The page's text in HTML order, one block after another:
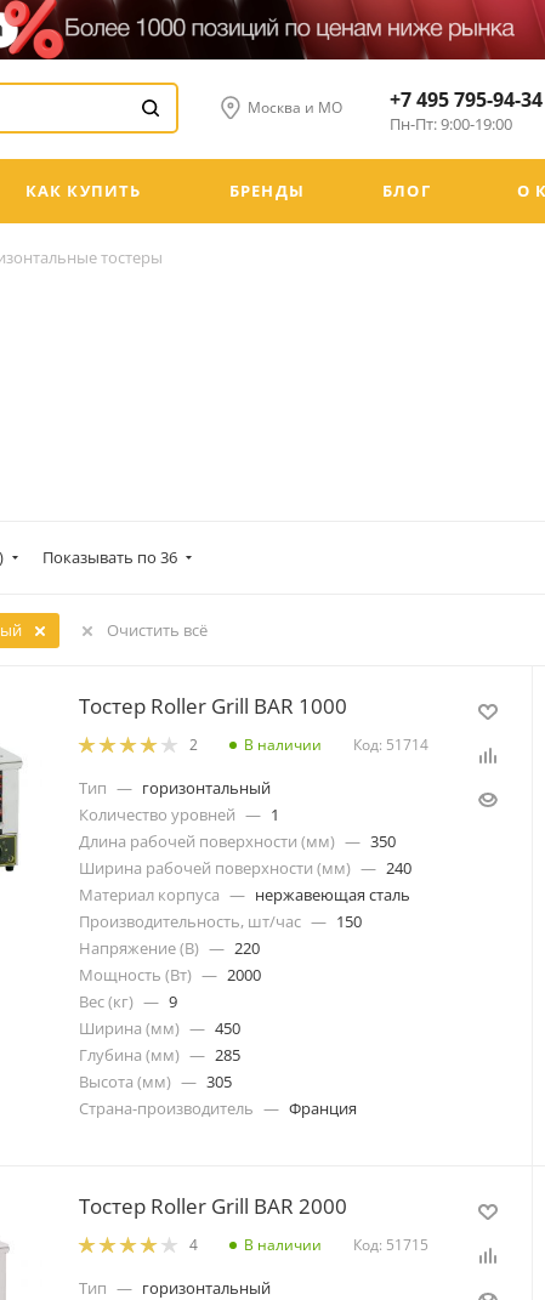
Москва и МО +7 495 795-94-34
Пн-Пт: 9:00-19:00
КАК КУПИТЬ БРЕНДЫ БЛОГ О
тостеры
Показывать по 36
Очистить всё
Тостер Roller Grill BAR 1000
2 В наличии Код: 51714
Тип — горизонтальный
Количество уровней — 1
Длина рабочей поверхности (мм) — 350
Ширина рабочей поверхности (мм) — 240
Материал корпуса — нержавеющая сталь
Производительность, шт/час — 150
Напряжение (В) — 220
Мощность (Вт) — 2000
Вес (кг) — 9
Ширина (мм) — 450
Глубина (мм) — 285
Высота (мм) — 305
Страна-производитель — Франция
Тостер Roller Grill BAR 2000
4 В наличии Код: 51715
Тип — горизонтальный